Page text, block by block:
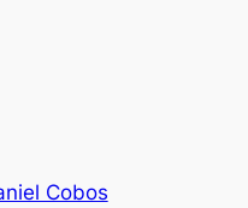
Cobos